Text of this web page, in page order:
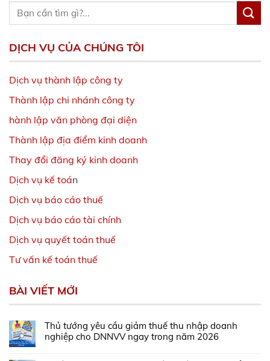
DỊCH VỤ CỦA CHÚNG TÔI
Dịch vụ thành lập công ty
Thành lập chi nhánh công ty
hành lập văn phòng đại diện
Thành lập địa điểm kinh doanh
Thay đổi đăng ký kinh doanh
Dịch vụ kế toán
Dịch vụ báo cáo thuế
Dịch vụ báo cáo tài chính
Dịch vụ quyết toán thuế
Tư vấn kế toán thuế
BÀI VIẾT MỚI
Thủ tướng yêu cầu giảm thuế thu nhập doanh
nghiệp cho DNNVV ngay trong năm 2026